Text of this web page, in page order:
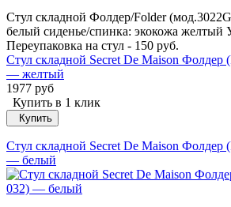
Стул складной Фолдер/Folder
белый сиденье/спинка: экокожа желтый
Переупаковка на стул - 150 руб.
Стул складной Secret De Maison Фолдер
— желтый
1977 руб
Купить в 1 клик
Купить
Стул складной Secret De Maison Фолдер
— белый